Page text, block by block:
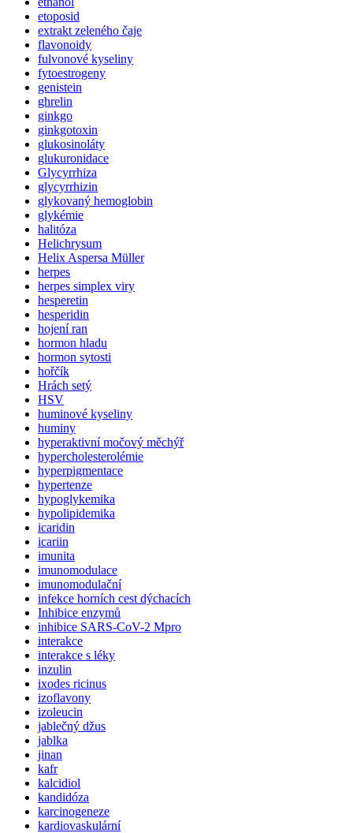
etoposid
extrakt zeleného čaje
flavonoidy
fulvonové kyseliny
fytoestrogeny
genistein
ghrelin
ginkgo
ginkgotoxin
glukosinoláty
glukuronidace
Glycyrrhiza
glycyrrhizin
glykovaný hemoglobin
glykémie
halitóza
Helichrysum
Helix Aspersa Müller
herpes
herpes simplex viry
hesperetin
hesperidin
hojení ran
hormon hladu
hormon sytosti
hořčík
Hrách setý
HSV
huminové kyseliny
huminy
hyperaktivní močový měchýř
hypercholesterolémie
hyperpigmentace
hypertenze
hypoglykemika
hypolipidemika
icaridin
icariin
imunita
imunomodulace
imunomodulační
infekce horních cest dýchacích
Inhibice enzymů
inhibice SARS-CoV-2 Mpro
interakce
interakce s léky
inzulin
ixodes ricinus
izoflavony
izoleucin
jablečný džus
jablka
jinan
kafr
kalcidiol
kandidóza
karcinogeneze
kardiovaskulární